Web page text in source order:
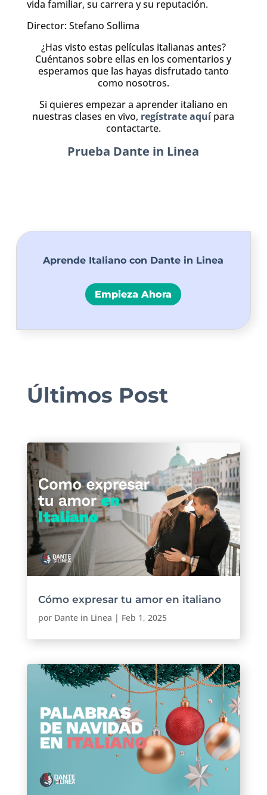
vida familiar, su carrera y su reputación.
Director: Stefano Sollima
¿Has visto estas películas italianas antes?
Cuéntanos sobre ellas en los comentarios y
esperamos que las hayas disfrutado tanto
como nosotros.
Si quieres empezar a aprender italiano en
nuestras clases en vivo, regístrate aquípara
contactarte.
Prueba Dante in Linea
Aprende Italiano con Dante in Linea
Empieza Ahora
Últimos Post
Cómo expresar tu amor en italiano
por Dante in Linea | Feb 1, 2025